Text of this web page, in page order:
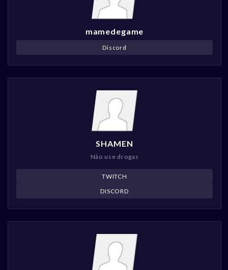
mamedegame
Discord
SHAMEN
Não use drogas
TWITCH
DISCORD